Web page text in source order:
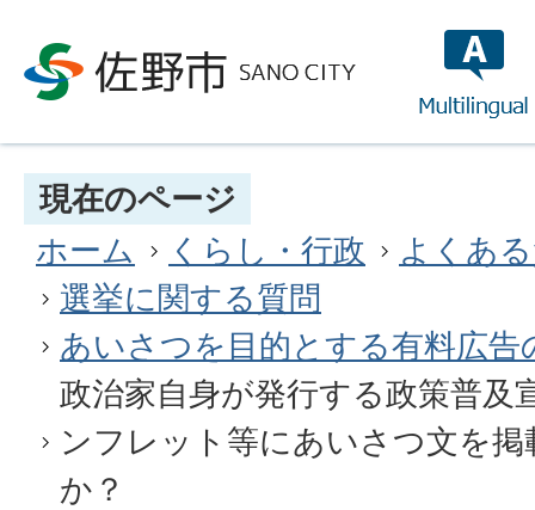
現在のページ
ホーム
くらし・行政
よくあ
選挙に関する質問
あいさつを目的とする有料広告
政治家自身が発行する政策普及
ンフレット等にあいさつ文を
か？